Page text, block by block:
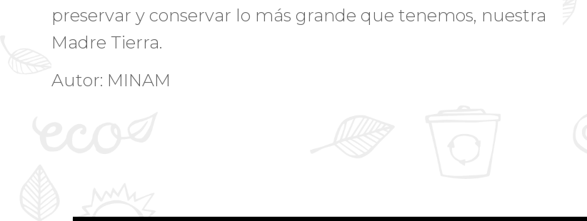
preservar y conservar lo más grande que tenemos, nuestra
Madre Tierra.
Autor: MINAM